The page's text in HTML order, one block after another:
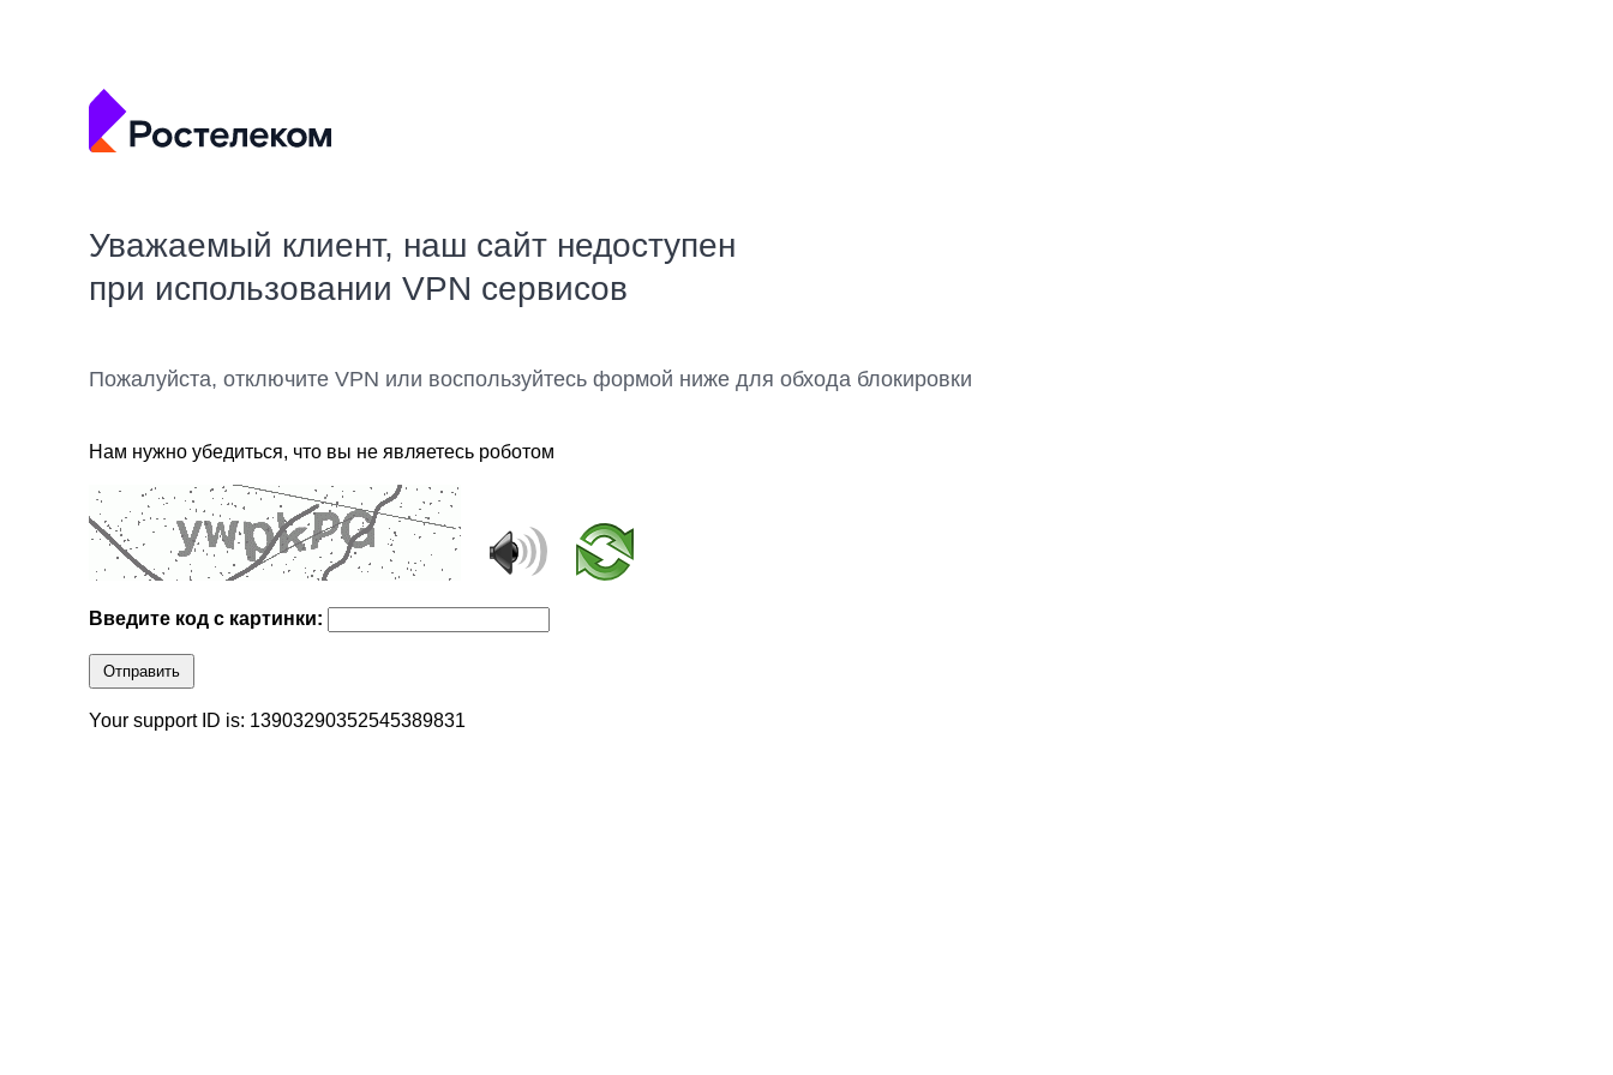
Уважаемый клиент, наш сайт недоступен
при использовании VPN сервисов
Пожалуйста, отключите VPN или воспользуйтесь формой ниже для обхода блокировки
Нам нужно убедиться, что вы не являетесь роботом
Введите код с картинки:
Отправить
Your support ID is: 13903290352545389831